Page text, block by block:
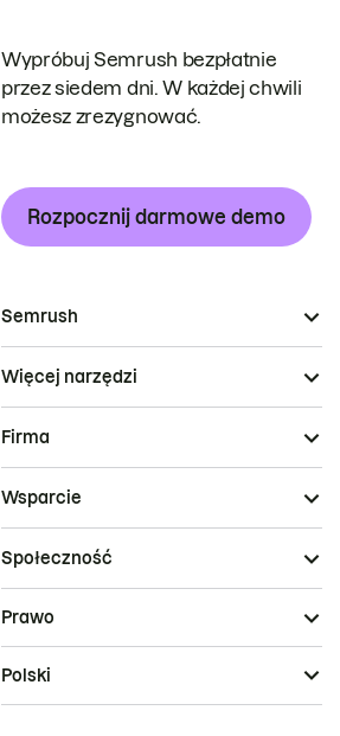
Wypróbuj Semrush bezpłatnie
przez siedem dni. W każdej chwili
możesz zrezygnować.
Rozpocznij darmowe demo
Semrush
Więcej narzędzi
Firma
Wsparcie
Społeczność
Prawo
Polski